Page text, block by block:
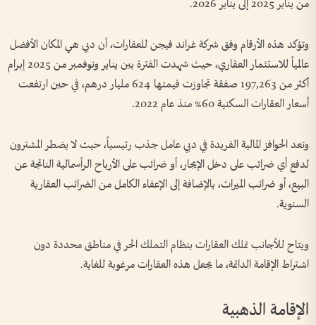
من يناير 2025 إلى يناير 2026.
وتؤكد هذه الأرقام وفق شركة غراند فيجن للعقارات، أن دبي هي المكان الأفضل
عالمياً للاستثمار العقاري، حيث شهدت الفترة بين يناير ونوفمبر من 2025 إبرام
أكثر من 197,263 صفقة تجاوزت قيمتها 624 مليار درهم، في حين ارتفعت
أسعار العقارات السكنية 60% منذ عام 2022.
وتعد الحوافز المالية الفريدة في دبي عامل جذب رئيسياً، حيث لا يضطر المشترون
لدفع أي ضرائب على دخل الإيجار، أو ضرائب على الأرباح الرأسمالية الناتجة عن
البيع، أو ضرائب الميراث، بالإضافة إلى الإعفاء الكامل من الضرائب العقارية
السنوية.
ويتاح للأجانب تملك العقارات بنظام التملك الحر في مناطق محددة دون
اشتراط الإقامة الدائمة، ما يجعل هذه العقارات مرغوبة للغاية.
الإقامة الذهبية